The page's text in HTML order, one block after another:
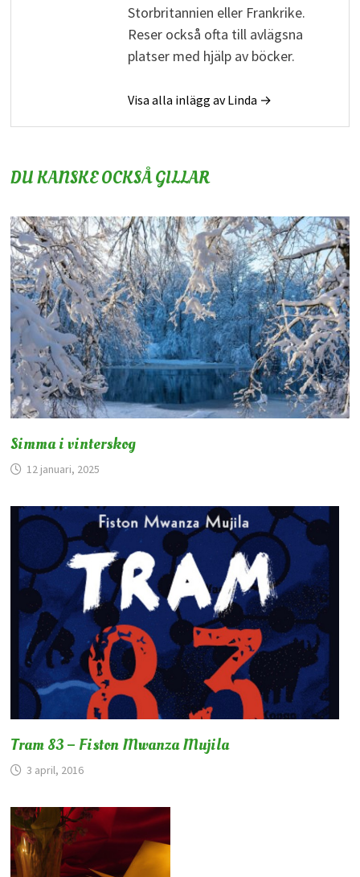
Storbritannien eller Frankrike.
Reser också ofta till avlägsna
platser med hjälp av böcker.
Visa alla inlägg av Linda →
DU KANSKE OCKSÅ GILLAR
Simma i vinterskog
12 januari, 2025
Tram 83 – Fiston Mwanza Mujila
3 april, 2016